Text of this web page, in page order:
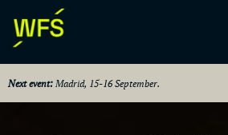
Next event: Madrid, 15-16 September.